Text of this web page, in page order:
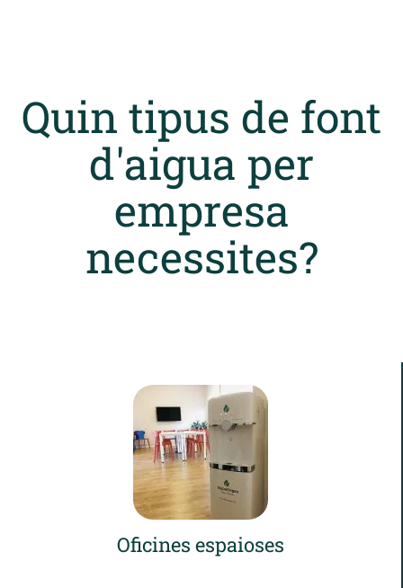
Quin tipus de font
d'aigua per
empresa
necessites?
Oficines espaioses